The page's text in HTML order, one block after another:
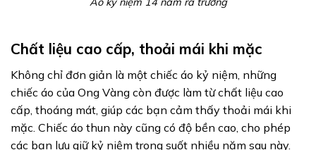
Chất liệu cao cấp, thoải mái khi mặc
Không chỉ đơn giản là một chiếc áo kỷ niệm, những
chiếc áo của Ong Vàng còn được làm từ chất liệu cao
cấp, thoáng mát, giúp các bạn cảm thấy thoải mái khi
mặc. Chiếc áo thun này cũng có độ bền cao, cho phép
các bạn lưu giữ kỷ niệm trong suốt nhiều năm sau này.